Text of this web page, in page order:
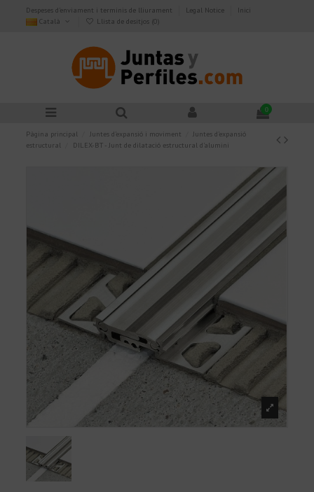
Despeses d'enviament i terminis de lliurament Legal Notice
Inici
Català
Llista de desitjos (0)
0
Pàgina principal Juntes d’expansió i moviment
Juntes d’expansió
estructural
DILEX-BT - Junt de dilatació estructural d'alumini